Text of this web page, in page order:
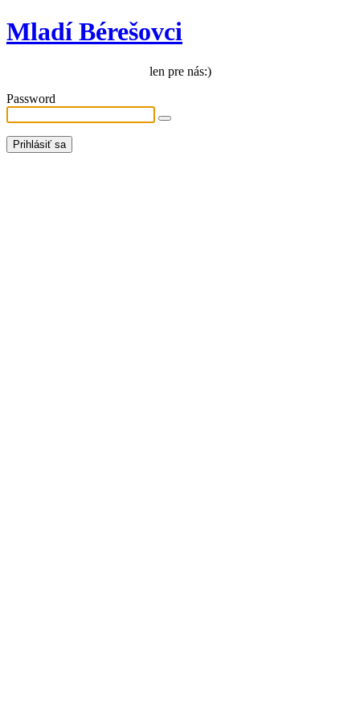
Mladí Bérešovci
len pre nás:)
Password